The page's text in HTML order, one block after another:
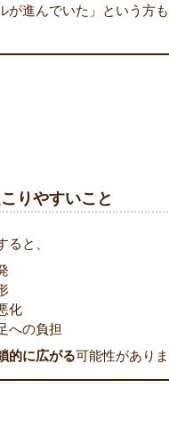
が進んでいた」という方
りやすいこと
ると、
化
への負担
的に広がる可能性がありま